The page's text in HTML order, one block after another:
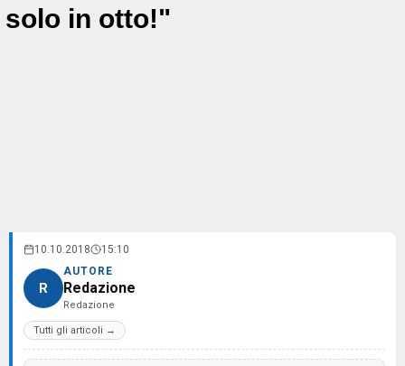
solo in otto!"
10.10.2018 15:10
R
AUTORE
Redazione
Redazione
Tutti gli articoli →